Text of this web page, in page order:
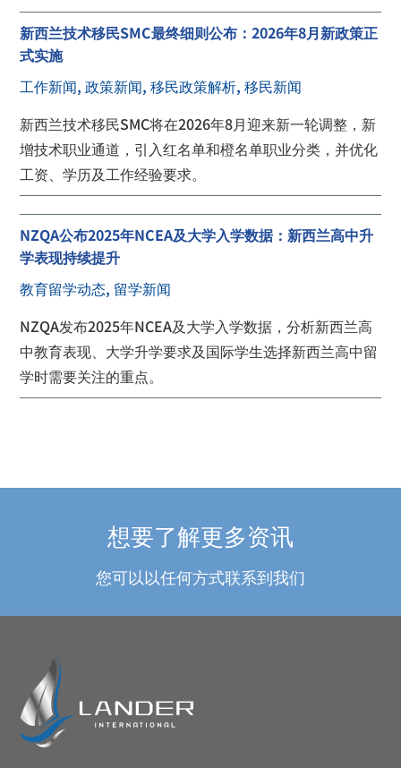
新西兰技术移民SMC最终细则公布：2026年8月新政策正
式实施
工作新闻,政策新闻,移民政策解析,移民新闻
新西兰技术移民SMC将在2026年8月迎来新一轮调整，新
增技术职业通道，引入红名单和橙名单职业分类，并优化
工资、学历及工作经验要求。
NZQA公布2025年NCEA及大学入学数据：新西兰高中升
学表现持续提升
教育留学动态, 留学新闻
NZQA发布2025年NCEA及大学入学数据，分析新西兰高
中教育表现、大学升学要求及国际学生选择新西兰高中留
学时需要关注的重点。
想要了解更多资讯
您可以以任何方式联系到我们